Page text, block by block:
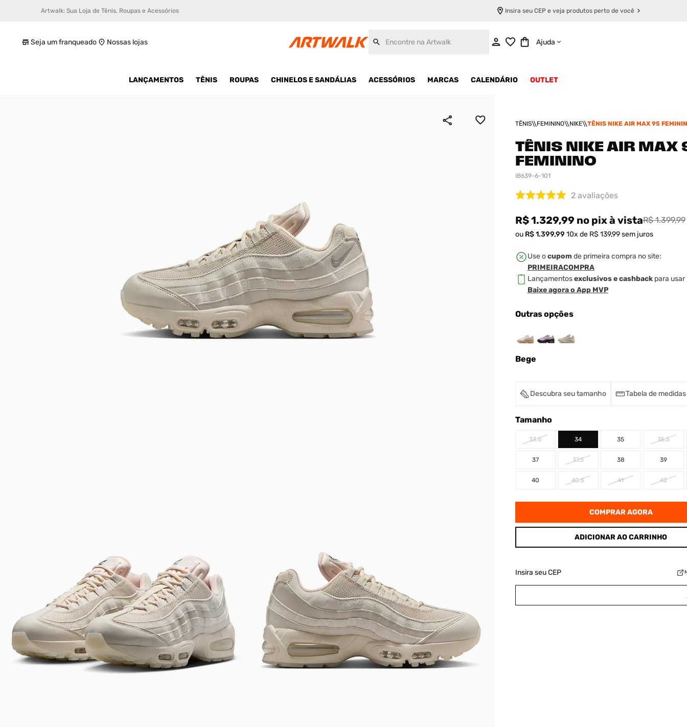
Artwalk: Sua Loja de Tênis, Roupas e Acessórios Insira seu CEP e veja produtos perto de você
Seja um franqueado Nossas lojas Ajuda
LANÇAMENTOS TÊNIS ROUPAS CHINELOS E SANDÁLIAS ACESSÓRIOS MARCAS CALENDÁRIO OUTLET
TÊNIS FEMININO NIKE TÊNIS NIKE AIR MAX 95
TÊNIS NIKE AIR MAX
FEMININO
IB639-6-101
2 avaliações
R$ 1.329,99no pixà vistaR$ 1.399,99
ou R$ 1.399,99 10x de R$ 139,99sem juros
Use ocupom de primeira compra no site:
PRIMEIRACOMPRA
Lançamentosexclusivos e cashbackpara usar
Baixe agora o App MVP
Outras opções
Bege
Descubra seu tamanho Tabela de medidas
Tamanho
33.5 34 35 35.5
37 37.5 38 39
40 40.5 41 42
COMPRAR AGORA
ADICIONAR AO CARRINHO
Insira seu CEP
Tênis Nike Air Max 95 Feminino